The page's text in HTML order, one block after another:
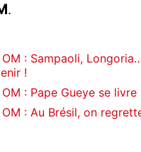
.
: Sampaoli,
!
: Pape Gueye se
: Au Brésil, on